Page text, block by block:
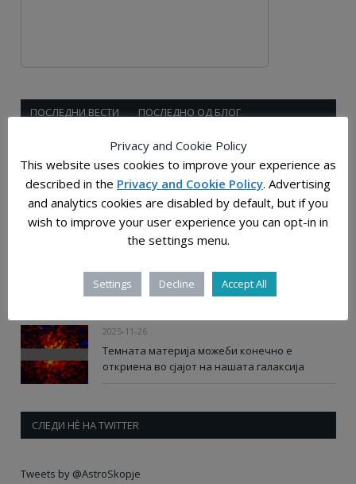
ПОСЛЕДНИ ВЕСТИ ПОСЛЕДНО ОД БЛОГ
2025-12-28
Растојанијата во универзумот: човечката
мерка на бескрајот
2025-12-03
ѕвездена прашина од супернови откриени
во примероците од Бену
2025-11-26
Темната материја можеби конечно е
откриена во сјајот на нашата галаксија
СЛЕДИ НÈ НА TWITTER
Tweets by @AstroSkopje
Privacy and Cookie Policy
This website uses cookies to improve your experience as
described in the Privacy and Cookie Policy. Advertising
and analytics cookies are disabled by default, but if you
wish to improve your user experience you can opt-in in
the settings menu.
Settings Decline Accept All